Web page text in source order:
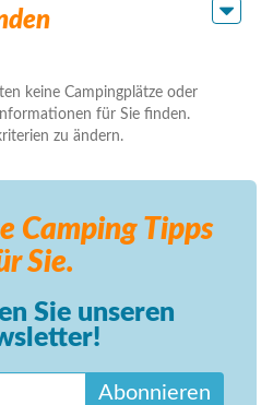
keine Campingplätze oder
für Sie finden.
zu ändern.
Camping Tipps
Sie.
Sie unseren
Abonnieren